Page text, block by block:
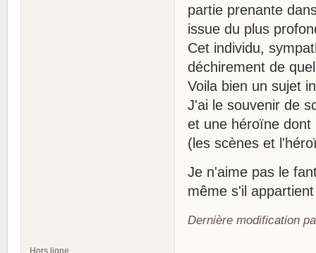
partie prenante
issue du plus
Cet individu,
déchirement de
Voila bien un sujet
J'ai le souvenir de
et une héroïne dont
(les scènes et
Je n'aime pas le
même s'il
Dernière modification
Hors ligne